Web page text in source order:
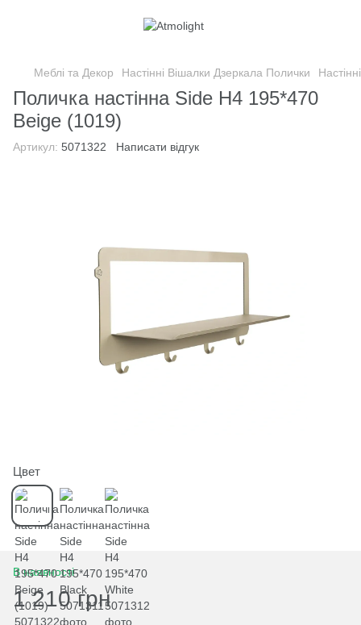
Меблі та Декор Настінні Вішалки Дзеркала Полички
Поличка настінна Side H4 195*470
Beige (1019)
Артикул: 5071322 Написати відгук
Цвет
В наявності
1 210 грн